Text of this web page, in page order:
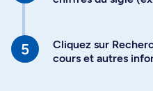
Cliquez sur
cours et autres